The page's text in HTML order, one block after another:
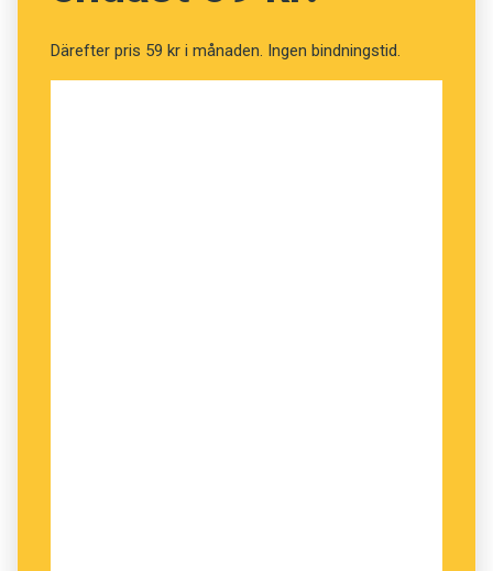
Därefter pris 59 kr i månaden. Ingen bindningstid.